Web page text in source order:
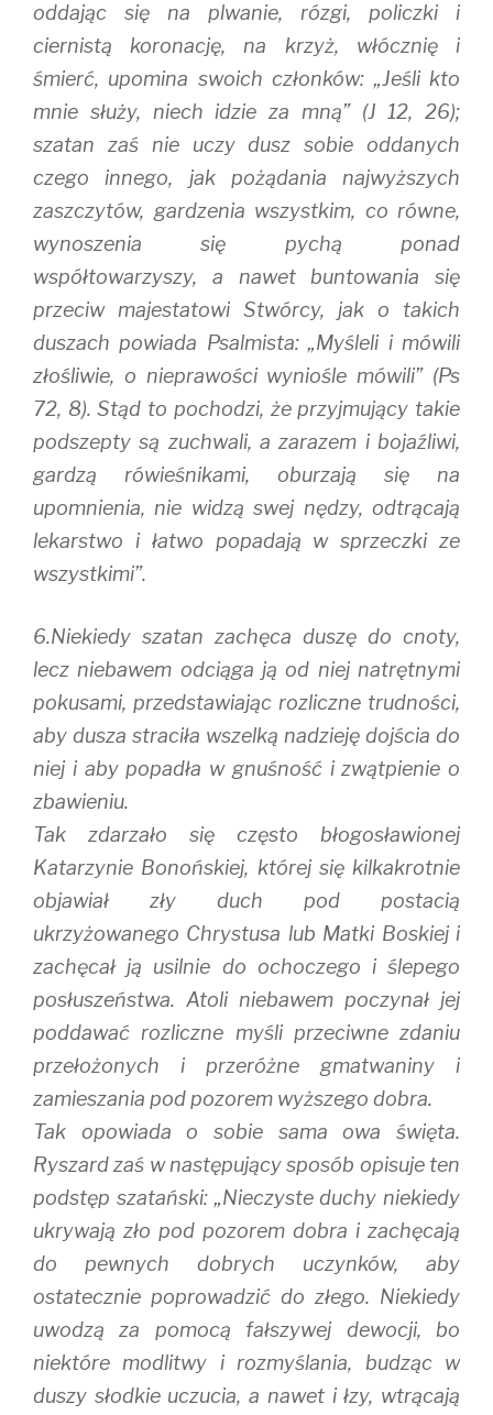
oddając się na plwanie, rózgi, policzki i
ciernistą koronację, na krzyż, włócznię i
śmierć, upomina swoich członków: „Jeśli kto
mnie służy, niech idzie za mną” (J 12, 26);
szatan zaś nie uczy dusz sobie oddanych
czego innego, jak pożądania najwyższych
zaszczytów, gardzenia wszystkim, co równe,
wynoszenia się pychą ponad
współtowarzyszy, a nawet buntowania się
przeciw majestatowi Stwórcy, jak o takich
duszach powiada Psalmista: „Myśleli i mówili
złośliwie, o nieprawości wyniośle mówili” (Ps
72, 8). Stąd to pochodzi, że przyjmujący takie
podszepty są zuchwali, a zarazem i bojaźliwi,
gardzą rówieśnikami, oburzają się na
upomnienia, nie widzą swej nędzy, odtrącają
lekarstwo i łatwo popadają w sprzeczki ze
wszystkimi”.
6.Niekiedy szatan zachęca duszę do cnoty,
lecz niebawem odciąga ją od niej natrętnymi
pokusami, przedstawiając rozliczne trudności,
aby dusza straciła wszelką nadzieję dojścia do
niej i aby popadła w gnuśność i zwątpienie o
zbawieniu.
Tak zdarzało się często błogosławionej
Katarzynie Bonońskiej, której się kilkakrotnie
objawiał zły duch pod postacią
ukrzyżowanego Chrystusa lub Matki Boskiej i
zachęcał ją usilnie do ochoczego i ślepego
posłuszeństwa. Atoli niebawem poczynał jej
poddawać rozliczne myśli przeciwne zdaniu
przełożonych i przeróżne gmatwaniny i
zamieszania pod pozorem wyższego dobra.
Tak opowiada o sobie sama owa święta.
Ryszard zaś w następujący sposób opisuje ten
podstęp szatański: „Nieczyste duchy niekiedy
ukrywają zło pod pozorem dobra i zachęcają
do pewnych dobrych uczynków, aby
ostatecznie poprowadzić do złego. Niekiedy
uwodzą za pomocą fałszywej dewocji, bo
niektóre modlitwy i rozmyślania, budząc w
duszy słodkie uczucia, a nawet i łzy, wtrącają